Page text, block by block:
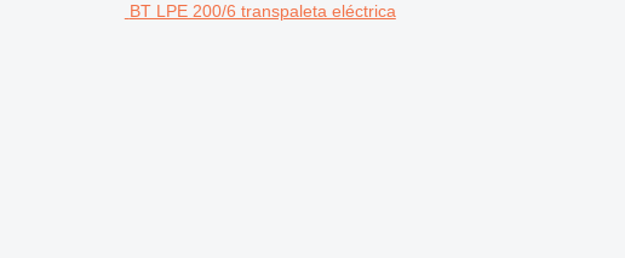
BT LPE 200/6 transpaleta eléctrica